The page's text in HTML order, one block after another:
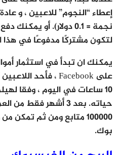
لتكون مشتركًا مدفوعًا في هذا
يمكنك ان تبدأ في استثمار
10 ساعات في اليوم ، وفقا
حياته. بعد 3 أشهر
100000 متابع ومن ثم
بوك.